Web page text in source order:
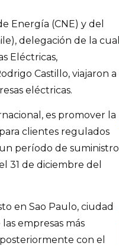
Energía (CNE) y del
delegación de la cual
Eléctricas,
Castillo, viajaron a
eléctricas.
es promover la
clientes regulados
período de suministro
31 de diciembre del
en Sao Paulo, ciudad
empresas más
con el